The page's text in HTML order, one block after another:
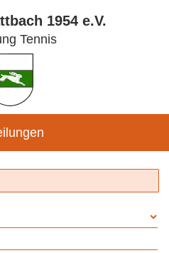
1954 e.V.
Tennis